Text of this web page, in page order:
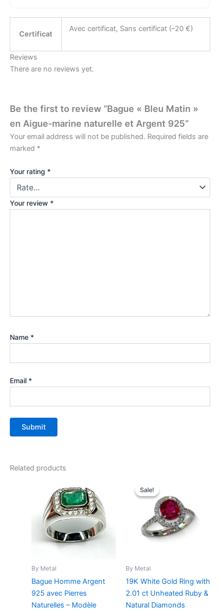
Certificat
Avec certificat, Sans certificat (–20 €)
Reviews
There are no reviews yet.
Be the first to review “Bague « Bleu Matin »
en Aigue-marine naturelle et Argent 925”
Your email address will not be published. Required fields are
marked *
Your rating *
Your review *
Name *
Email *
Related products
By Metal
Bague Homme Argent
925 avec Pierres
Naturelles – Modèle
Sale!
Sale!
By Metal
19K White Gold Ring with
2.01 ct Unheated Ruby &
Natural Diamonds